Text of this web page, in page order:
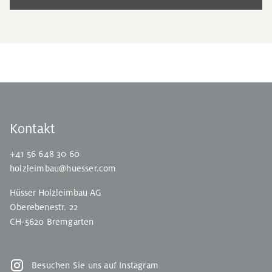
Kontakt
+41 56 648 30 60
holzleimbau@huesser.com
Hüsser Holzleimbau AG
Oberebenestr. 22
CH-5620 Bremgarten
Besuchen Sie uns auf Instagram